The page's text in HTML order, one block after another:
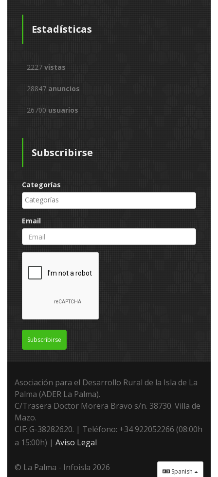
Estadísticas
2227 vistas
28847 anuncios
26700 usuarios
Subscribirse
Categorías
Email
Subscribirse
Asociación para el Desarrollo Rural de la Isla de La
Palma (ADER La Palma).
C/Trasera Doctor Morera Bravo s/n. 38730. Villa de
Mazo.
CIF: G-38282620. | Teléfono: +34 922052266 (08:00h
a 15:00h) | Aviso Legal
Spanish
© La Palma - Infoisla 2026